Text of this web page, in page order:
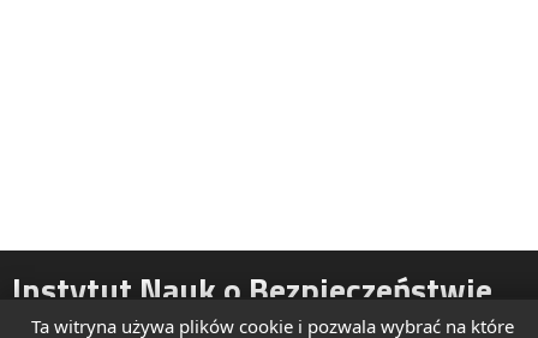
Ta witryna używa plików cookie i pozwala wybrać na które
Instytut Nauk o Bezpieczeństwie
ul. Żytnia 39